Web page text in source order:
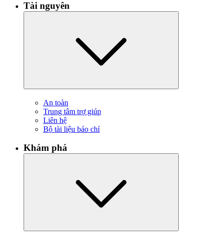
Tài nguyên
An toàn
Trung tâm trợ giúp
Liên hệ
Bộ tài liệu báo chí
Khám phá